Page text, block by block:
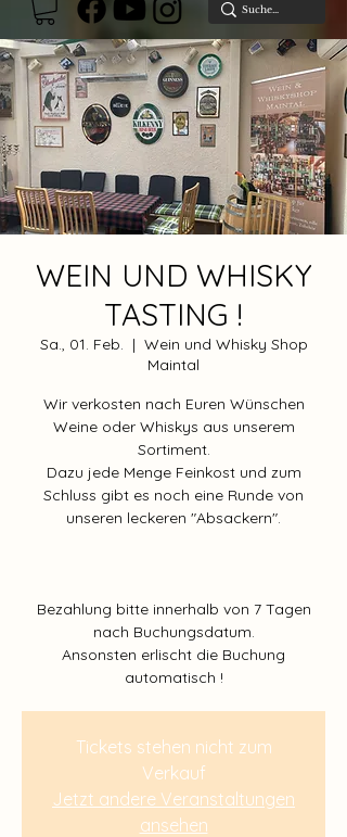
WEIN UND WHISKY
TASTING !
Sa., 01. Feb.
  |
Wein und Whisky Shop
Maintal
Wir verkosten nach Euren Wünschen
Weine oder Whiskys aus unserem
Sortiment.
Dazu jede Menge Feinkost und zum
Schluss gibt es noch eine Runde von
unseren leckeren "Absackern".
Bezahlung bitte innerhalb von 7 Tagen
nach Buchungsdatum.
Ansonsten erlischt die Buchung
Tickets stehen nicht zum
Verkauf
Jetzt andere Veranstaltungen
ansehen